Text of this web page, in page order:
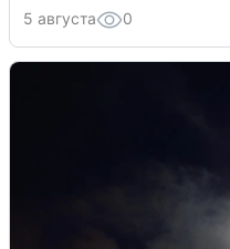
5 августа 0